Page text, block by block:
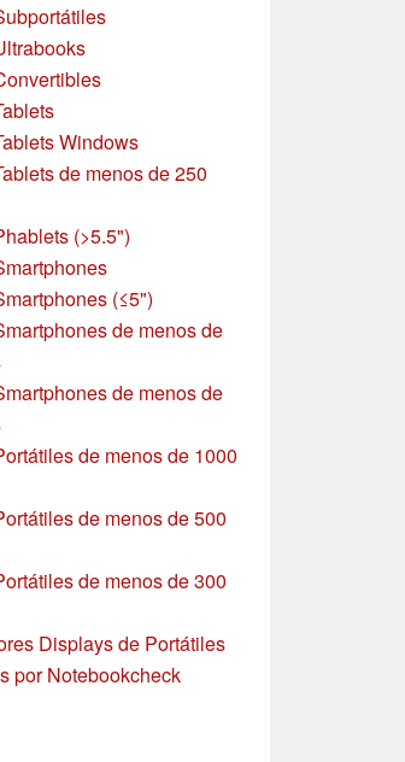
Windows
de menos de 250
(>5.5")
(≤5")
de menos de
de menos de
de menos de 1000
de menos de 500
de menos de 300
Displays de Portátiles
por Notebookcheck